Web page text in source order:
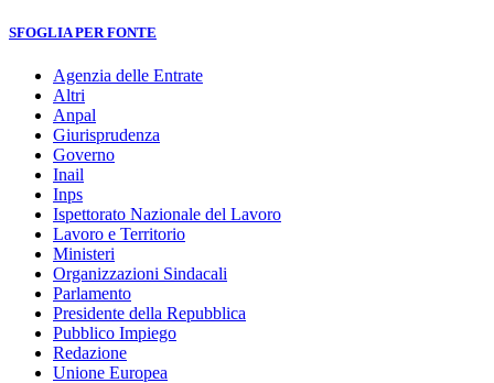
SFOGLIA PER FONTE
Agenzia delle Entrate
Altri
Anpal
Giurisprudenza
Governo
Inail
Inps
Ispettorato Nazionale del Lavoro
Lavoro e Territorio
Ministeri
Organizzazioni Sindacali
Parlamento
Presidente della Repubblica
Pubblico Impiego
Redazione
Unione Europea